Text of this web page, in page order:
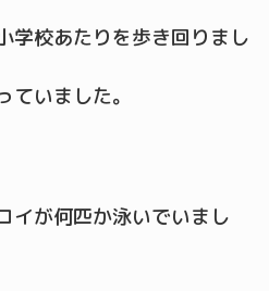
学校あたりを歩き回りまし
ていました。
イが何匹か泳いでいまし